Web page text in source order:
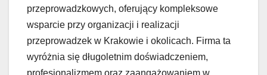
przeprowadzkowych, oferujący kompleksowe
wsparcie przy organizacji i realizacji
przeprowadzek w Krakowie i okolicach. Firma ta
wyróżnia się długoletnim doświadczeniem,
profesjonalizmem oraz zaangażowaniem w